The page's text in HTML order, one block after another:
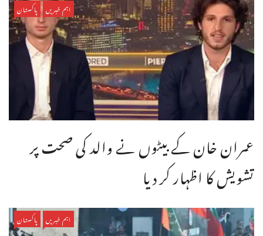
اہم خبریں پاکستان
عمران خان کے بیٹوں نے والد کی صحت پر
تشویش کا اظہار کر دیا
اہم خبریں پاکستان